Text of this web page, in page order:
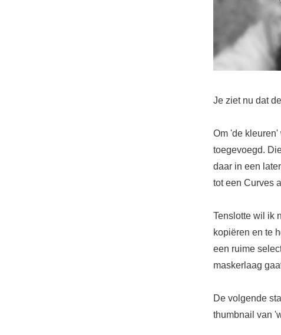
Je ziet nu dat
Om 'de
toegevoegd.
daar in een
tot een Curves
Tenslotte wil ik
kopiëren en te
een ruime
maskerlaag
De volgende
thumbnail van